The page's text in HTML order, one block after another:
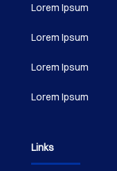
Lorem Ipsum
Lorem Ipsum
Lorem Ipsum
Lorem Ipsum
Links